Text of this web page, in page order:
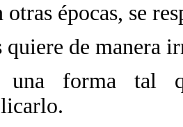
otras épocas, se
quiere de manera
una forma tal